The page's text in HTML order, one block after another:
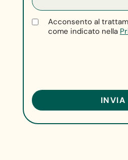
Acconsento al
come indicato nella